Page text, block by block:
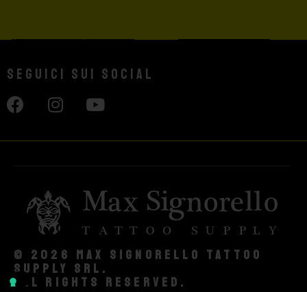
Seguici sui social
© 2026 Max Signorello Tattoo
supply srl.
All rights reserved.